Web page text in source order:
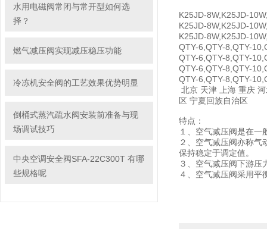
水用电磁阀常闭与常开型如何选
择？
燃气减压阀实现减压稳压功能
冷冻机安全阀的工艺效果优势明显
倒桶式蒸汽疏水阀安装前准备与现
场调试技巧
中央空调安全阀SFA-22C300T 有哪
些规格呢
K25JD-8W,K25JD-
K25JD-8W,K25JD-
K25JD-8W,K25JD-
QTY-6,QTY-8,QTY-
QTY-6,QTY-8,QTY-
QTY-6,QTY-8,QTY-
QTY-6,QTY-8,QTY-
北京 天津 上海 重庆
区 宁夏回族自治区
特点：
１、空气减压阀是在
２、空气减压阀亦称
保持稳定于调定值。
３、空气减压阀下游
４、空气减压阀采用